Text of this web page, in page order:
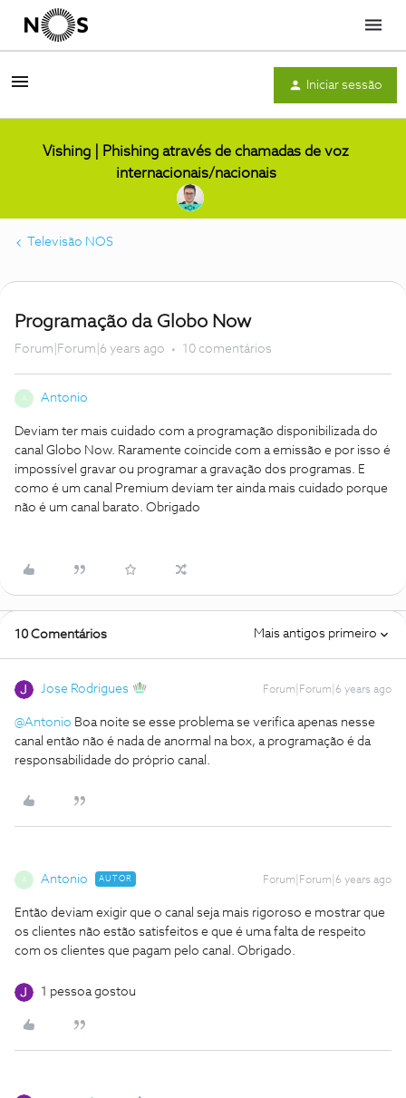
Menu
Iniciar sessão
Vishing | Phishing através de chamadas de voz
internacionais/nacionais
Televisão NOS
Programação da Globo Now
Forum|Forum|6 years ago 10 comentários
A Antonio
Deviam ter mais cuidado com a programação disponibilizada do
canal Globo Now. Raramente coincide com a emissão e por isso é
impossível gravar ou programar a gravação dos programas. E
como é um canal Premium deviam ter ainda mais cuidado porque
não é um canal barato. Obrigado
10 Comentários Mais antigos primeiro
Jose Rodrigues Forum|Forum|6 years ago
@Antonio Boa noite se esse problema se verifica apenas nesse
canal então não é nada de anormal na box, a programação é da
responsabilidade do próprio canal.
A Antonio AUTOR Forum|Forum|6 years ago
Então deviam exigir que o canal seja mais rigoroso e mostrar que
os clientes não estão satisfeitos e que é uma falta de respeito
com os clientes que pagam pelo canal. Obrigado.
1 pessoa gostou